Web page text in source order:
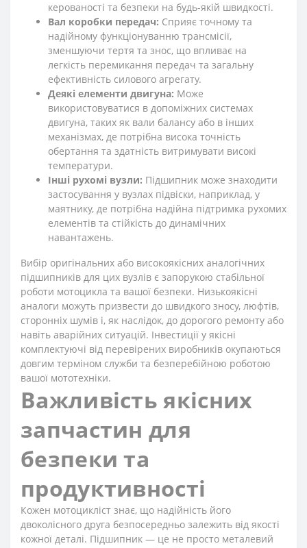
керованості та безпеки на будь-якій швидкості.
Вал коробки передач: Сприяє точному та
надійному функціонуванню трансмісії,
зменшуючи тертя та знос, що впливає на
легкість перемикання передач та загальну
ефективність силового агрегату.
Деякі елементи двигуна: Може
використовуватися в допоміжних системах
двигуна, таких як вали балансу або в інших
механізмах, де потрібна висока точність
обертання та здатність витримувати високі
температури.
Інші рухомі вузли: Підшипник може знаходити
застосування у вузлах підвіски, наприклад, у
маятнику, де потрібна надійна підтримка рухомих
елементів та стійкість до динамічних
навантажень.
Вибір оригінальних або високоякісних аналогічних
підшипників для цих вузлів є запорукою стабільної
роботи мотоцикла та вашої безпеки. Низькоякісні
аналоги можуть призвести до швидкого зносу, люфтів,
сторонніх шумів і, як наслідок, до дорогого ремонту або
навіть аварійних ситуацій. Інвестиції у якісні
комплектуючі від перевірених виробників окупаються
довгим терміном служби та безперебійною роботою
вашої мототехніки.
Важливість якісних
запчастин для
безпеки та
продуктивності
Кожен мотоцикліст знає, що надійність його
двоколісного друга безпосередньо залежить від якості
кожної деталі. Підшипник — це не просто металевий